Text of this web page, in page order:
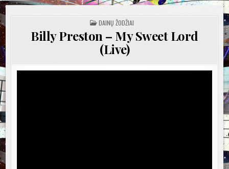
POSTED
IN
DAINŲ ŽODŽIAI
Billy Preston – My Sweet Lord
(Live)